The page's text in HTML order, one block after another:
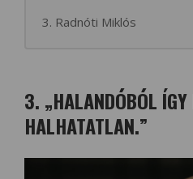
3. Radnóti Miklós
3. „HALANDÓBÓL ÍGY
HALHATATLAN.”